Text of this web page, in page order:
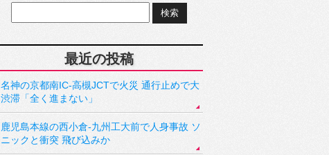
最近の投稿
名神の京都南IC-高槻JCTで火災 通行止めで大
渋滞「全く進まない」
鹿児島本線の西小倉-九州工大前で人身事故 ソ
ニックと衝突 飛び込みか